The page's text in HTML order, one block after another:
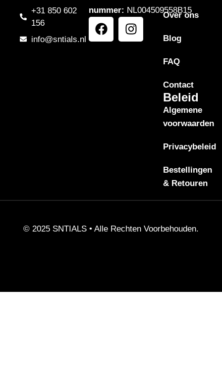
+31 850 602
156
info@sntials.nl
nummer: NL004509558B15
Over ons
Blog
FAQ
Contact
Beleid
Algemene
voorwaarden
Privacybeleid
Bestellingen
& Retouren
© 2025 SNTIALS • Alle Rechten Voorbehouden.